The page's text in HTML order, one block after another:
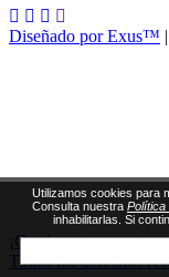
Diseñado por Exus™ |
¡Gestiona tus
Todos los derechos
Utilizamos cookies para
Consulta nuestra Política
inhabilitarlas. Si